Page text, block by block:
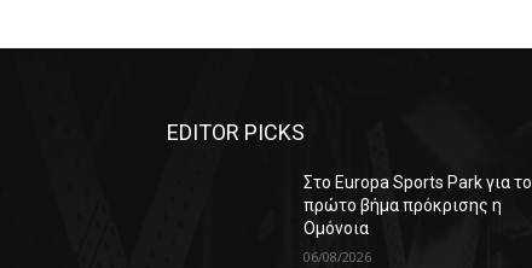
EDITOR PICKS
Στο Europa Sports Park για το
πρώτο βήμα πρόκρισης η
Ομόνοια
06/08/2026